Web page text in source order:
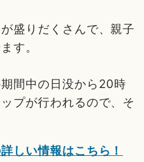
盛りだくさんで、親子
す。
間中の日没から20時
プが行われるので、そ
しい情報はこちら！